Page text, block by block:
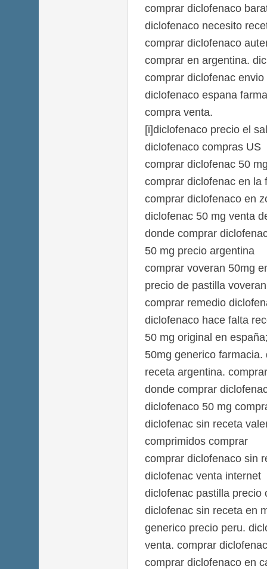
comprar diclofenaco
diclofenaco necesito
comprar diclofenaco
comprar en argentina.
comprar diclofenac
diclofenaco espana
compra venta.
[i]diclofenaco precio el
diclofenaco compras US
comprar diclofenac 50
comprar diclofenac en la
comprar diclofenaco en
diclofenac 50 mg venta
donde comprar
50 mg precio argentina
comprar voveran 50mg
precio de pastilla voveran
comprar remedio
diclofenaco hace falta
50 mg original en
50mg generico
receta argentina.
donde comprar
diclofenaco 50 mg
diclofenac sin receta
comprimidos comprar
comprar diclofenaco sin
diclofenac venta internet
diclofenac pastilla precio
diclofenac sin receta en
generico precio peru.
venta. comprar
comprar diclofenaco en